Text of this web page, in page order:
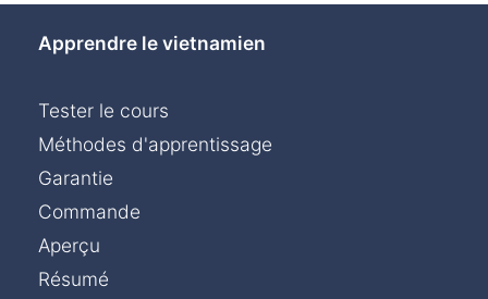
Apprendre le vietnamien
Tester le cours
Méthodes d'apprentissage
Garantie
Commande
Aperçu
Résumé